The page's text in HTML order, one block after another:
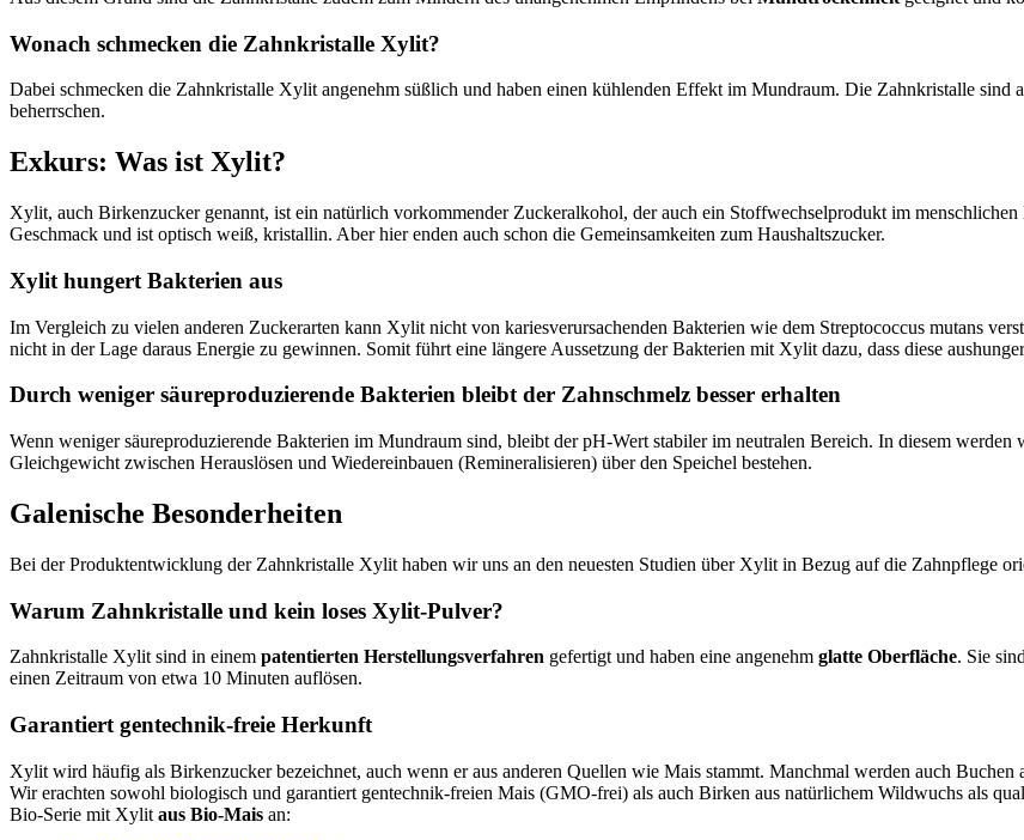
Wonach schmecken die Zahnkristalle Xylit?
Dabei schmecken die Zahnkristalle Xylit angenehm süßlich und haben einen kühlenden Effekt im Mundraum. Die Zahnkristalle sind
beherrschen.
Exkurs: Was ist Xylit?
Xylit, auch Birkenzucker genannt, ist ein natürlich vorkommender Zuckeralkohol, der auch ein Stoffwechselprodukt im
Geschmack und ist optisch weiß, kristallin. Aber hier enden auch schon die Gemeinsamkeiten zum Haushaltszucker.
Xylit hungert Bakterien aus
Im Vergleich zu vielen anderen Zuckerarten kann Xylit nicht von kariesverursachenden Bakterien wie dem Streptococcus mutans
nicht in der Lage daraus Energie zu gewinnen. Somit führt eine längere Aussetzung der Bakterien mit Xylit dazu, dass diese
Durch weniger säureproduzierende Bakterien bleibt der Zahnschmelz besser erhalten
Wenn weniger säureproduzierende Bakterien im Mundraum sind, bleibt der pH-Wert stabiler im neutralen Bereich. In diesem
Gleichgewicht zwischen Herauslösen und Wiedereinbauen (Remineralisieren) über den Speichel bestehen.
Galenische Besonderheiten
Bei der Produktentwicklung der Zahnkristalle Xylit haben wir uns an den neuesten Studien über Xylit in Bezug auf die Zahnpflege
Warum Zahnkristalle und kein loses Xylit-Pulver?
Zahnkristalle Xylit sind in einem patentierten Herstellungsverfahren gefertigt und haben eine angenehm glatte Oberfläche. Sie
einen Zeitraum von etwa 10 Minuten auflösen.
Garantiert gentechnik-freie Herkunft
Xylit wird häufig als Birkenzucker bezeichnet, auch wenn er aus anderen Quellen wie Mais stammt. Manchmal werden auch Buchen
Wir erachten sowohl biologisch und garantiert gentechnik-freien Mais (GMO-frei) als auch Birken aus natürlichem Wildwuchs als
Bio-Serie mit Xylit aus Bio-Mais an: